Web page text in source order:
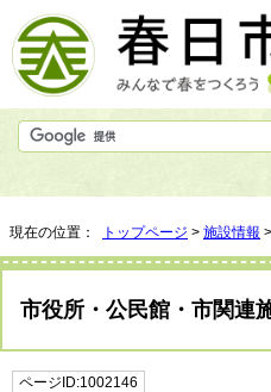
現在の位置： トップページ > 施設情報
市役所・公民館・市関連
ページID:1002146